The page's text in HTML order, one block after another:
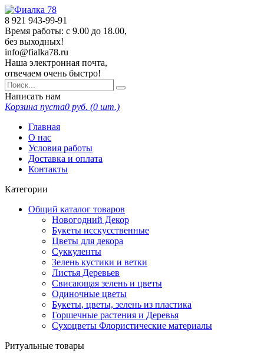
8 921 943-99-91
Время работы: с 9.00 до 18.00,
без выходных!
info@fialka78.ru
Наша электронная почта,
отвечаем очень быстро!
Написать нам
Корзина пуста0 руб. (0 шт.)
Главная
О нас
Условия работы
Доставка и оплата
Контакты
Категории
Общий каталог товаров
Новогодний Декор
Букеты исскусственные
Цветы для декора
Суккуленты
Зелень кустики и ветки
Листья Деревьев
Свисающая зелень и цветы
Одиночные цветы
Букеты, цветы, зелень из пластика
Горшечные растения и Деревья
Сухоцветы Флористические материалы
Ритуальные товары